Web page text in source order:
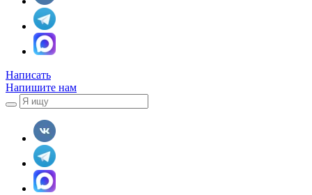
Написать
Напишите нам